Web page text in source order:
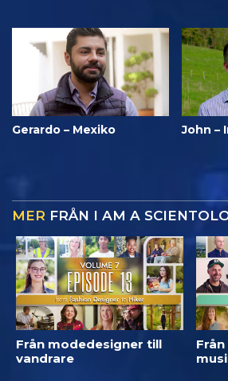
Gerardo – Mexiko John –
MER FRÅN I AM A
Från modedesigner till
vandrare